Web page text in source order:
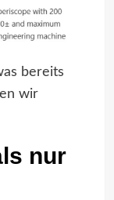
bereits
wir
nur